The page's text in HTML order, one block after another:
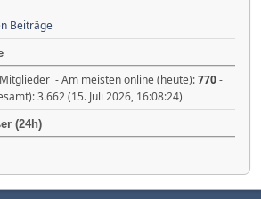
Beiträge
- Am meisten online (heute):770-
3.662 (15. Juli 2026, 16:08:24)
(24h)